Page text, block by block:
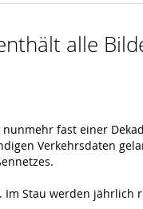
alle
fast einer
Verkehrsdaten
Im Stau werden jährlich